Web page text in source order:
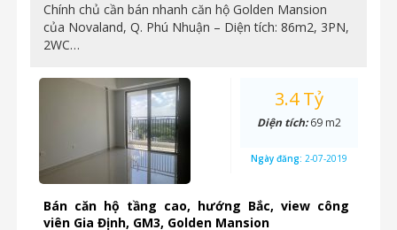
Chính chủ cần bán nhanh căn hộ Golden Mansion
của Novaland, Q. Phú Nhuận – Diện tích: 86m2, 3PN,
2WC…
Bán căn hộ tầng cao, hướng Bắc, view công
viên Gia Định, GM3, Golden Mansion
3.4 Tỷ
Diện tích:69 m2
Ngày đăng: 2-07-2019